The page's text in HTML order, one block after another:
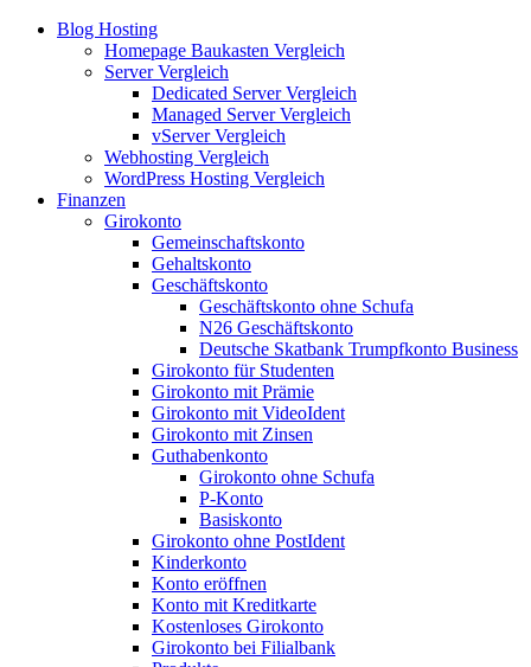
Blog Hosting
Homepage Baukasten Vergleich
Server Vergleich
Dedicated Server Vergleich
Managed Server Vergleich
vServer Vergleich
Webhosting Vergleich
WordPress Hosting Vergleich
Finanzen
Girokonto
Gemeinschaftskonto
Gehaltskonto
Geschäftskonto
Geschäftskonto ohne Schufa
N26 Geschäftskonto
Deutsche Skatbank Trumpfkonto Business
Girokonto für Studenten
Girokonto mit Prämie
Girokonto mit VideoIdent
Girokonto mit Zinsen
Guthabenkonto
Girokonto ohne Schufa
P-Konto
Basiskonto
Girokonto ohne PostIdent
Kinderkonto
Konto eröffnen
Konto mit Kreditkarte
Kostenloses Girokonto
Girokonto bei Filialbank